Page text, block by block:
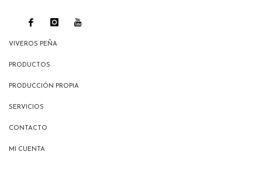
VIVEROS PEÑA
PRODUCTOS
PRODUCCIÓN PROPIA
SERVICIOS
CONTACTO
MI CUENTA